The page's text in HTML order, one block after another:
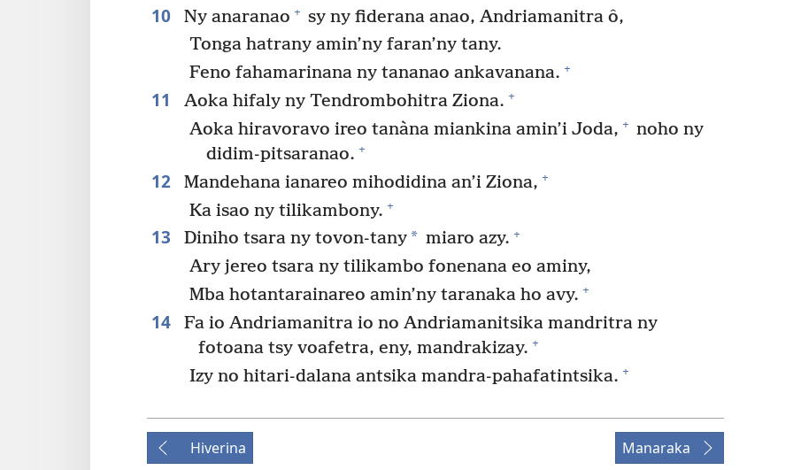
10 Ny anaranao + sy ny fiderana anao, Andriamanitra ô,
Tonga hatrany amin’ny faran’ny tany.
Feno fahamarinana ny tananao ankavanana. +
11 Aoka hifaly ny Tendrombohitra Ziona. +
Aoka hiravoravo ireo tanàna miankina amin’i Joda, + noho ny
didim-pitsaranao. +
12 Mandehana ianareo mihodidina an’i Ziona, +
Ka isao ny tilikambony. +
13 Diniho tsara ny tovon-tany* miaro azy. +
Ary jereo tsara ny tilikambo fonenana eo aminy,
Mba hotantarainareo amin’ny taranaka ho avy. +
14
Fa io Andriamanitra io no Andriamanitsika mandritra ny
fotoana tsy voafetra, eny, mandrakizay. +
Izy no hitari-dalana antsika mandra-pahafatintsika. +
Hiverina Manaraka